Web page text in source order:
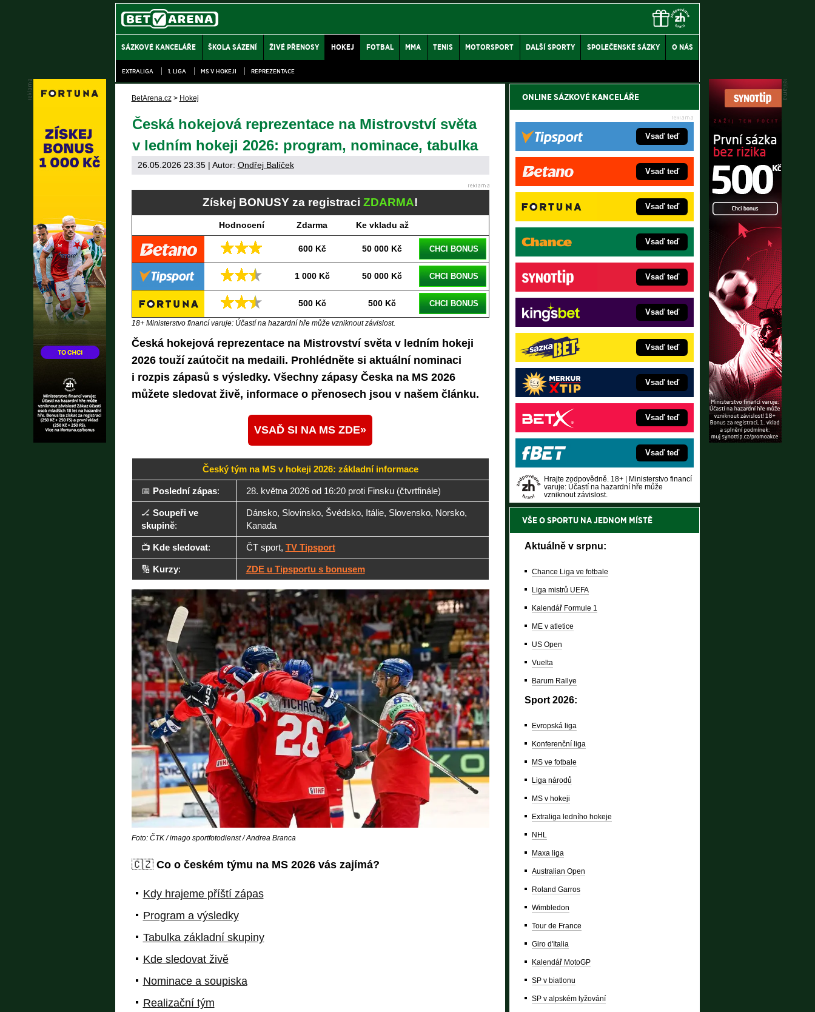
SÁZKOVÉ KANCELÁŘE ŠKOLA SÁZENÍ ŽIVÉ PŘENOSY HOKEJ FOTBAL MMA TENIS MOTORSPORT DALŠÍ SPORTY SPOLEČENSKÉ SÁZKY O NÁS
EXTRALIGA 1. LIGA MS V HOKEJI REPREZENTACE
BetArena.cz > Hokej
Česká hokejová reprezentace na Mistrovství světa
v ledním hokeji 2026: program, nominace, tabulka
26.05.2026 23:35| Autor: Ondřej Balíček
Získej BONUSY za registraci ZDARMA!
Hodnocení Zdarma Ke vkladu až
600 Kč 50 000 Kč CHCI BONUS
1 000 Kč 50 000 Kč CHCI BONUS
500 Kč 500 Kč CHCI BONUS
18+ Ministerstvo financí varuje: Účastí na hazardní hře může vzniknout závislost.
Česká hokejová reprezentace na Mistrovství světa v ledním hokeji
2026 touží zaútočit na medaili. Prohlédněte si aktuální nominaci
i rozpis zápasů s výsledky. Všechny zápasy Česka na MS 2026
můžete sledovat živě, informace o přenosech jsou v našem článku.
VSAĎ SI NA MS ZDE
Český tým na MS v hokeji 2026: základní informace
📅 Poslední zápas: 28. května 2026 od 16:20 proti Finsku (čtvrtfinále)
🏒 Soupeři ve
skupině:
Dánsko, Slovinsko, Švédsko, Itálie, Slovensko, Norsko,
Kanada
📺 Kde sledovat: ČT sport, TV Tipsport
🔢 Kurzy: ZDE u Tipsportu s bonusem
Foto: ČTK / imago sportfotodienst / Andrea Branca
🇨🇿 Co o českém týmu na MS 2026 vás zajímá?
Kdy hrajeme příští zápas
Program a výsledky
Tabulka základní skupiny
Kde sledovat živě
Nominace a soupiska
Realizační tým
ONLINE SÁZKOVÉ KANCELÁŘE
Vsaď teď
Vsaď teď
Vsaď teď
Vsaď teď
Vsaď teď
Vsaď teď
Vsaď teď
Vsaď teď
Vsaď teď
Vsaď teď
Hrajte zodpovědně. 18+ | Ministerstvo financí
varuje: Účastí na hazardní hře může
vzniknout závislost.
VŠE O SPORTU NA JEDNOM MÍSTĚ
Aktuálně v srpnu:
Chance Liga ve fotbale
Liga mistrů UEFA
Kalendář Formule 1
ME v atletice
US Open
Vuelta
Barum Rallye
Sport 2026:
Evropská liga
Konferenční liga
MS ve fotbale
Liga národů
MS v hokeji
Extraliga ledního hokeje
NHL
Maxa liga
Australian Open
Roland Garros
Wimbledon
Tour de France
Giro d'Italia
Kalendář MotoGP
SP v biatlonu
SP v alpském lyžování